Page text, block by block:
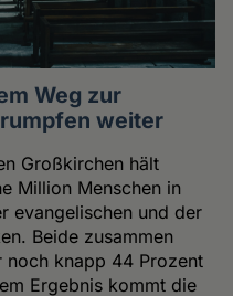
Weg zur
weiter
Großkirchen hält
Million Menschen in
evangelischen und der
Beide zusammen
noch knapp 44 Prozent
Ergebnis kommt die